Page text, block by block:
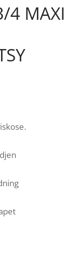
4 MAXI